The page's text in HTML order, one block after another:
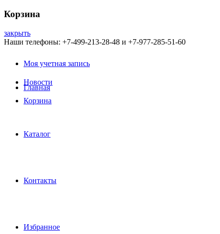
Корзина
закрыть
Наши телефоны: +7-499-213-28-48 и +7-977-285-51-60
Моя учетная запись
Новости
Корзина
Главная
Каталог
Контакты
Избранное